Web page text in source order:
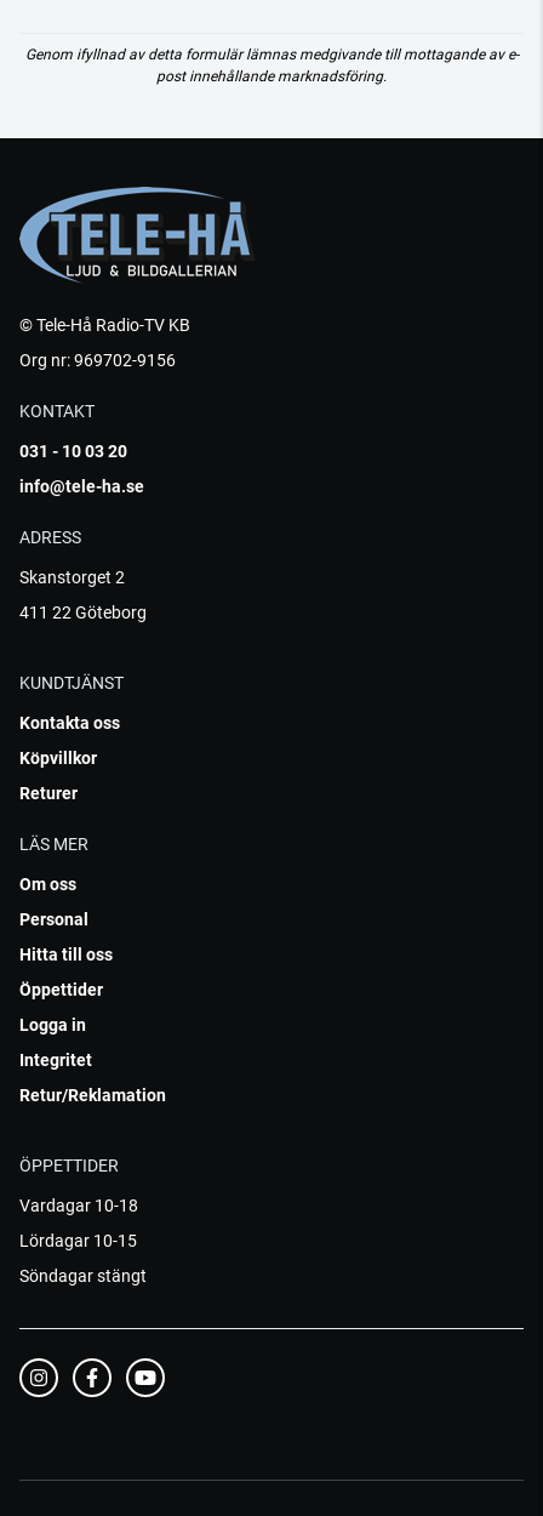
Genom ifyllnad av detta formulär lämnas medgivande till mottagande av e-
post innehållande marknadsföring.
© Tele-Hå Radio-TV KB
Org nr: 969702-9156
KONTAKT
031 - 10 03 20
info@tele-ha.se
ADRESS
Skanstorget 2
411 22 Göteborg
KUNDTJÄNST
Kontakta oss
Köpvillkor
Returer
LÄS MER
Om oss
Personal
Hitta till oss
Öppettider
Logga in
Integritet
Retur/Reklamation
ÖPPETTIDER
Vardagar 10-18
Lördagar 10-15
Söndagar stängt